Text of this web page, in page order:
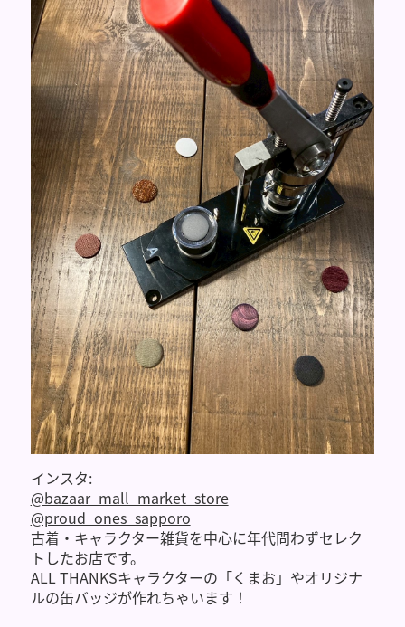
インスタ:
@bazaar_mall_market_store
@proud_ones_sapporo
古着・キャラクター雑貨を中心に年代問わずセレク
トしたお店です。
ALL THANKSキャラクターの「くまお」やオリジナ
ルの缶バッジが作れちゃいます！